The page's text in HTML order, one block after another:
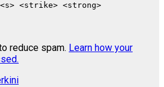
<strike> <strong>
reduce spam. Learn how your